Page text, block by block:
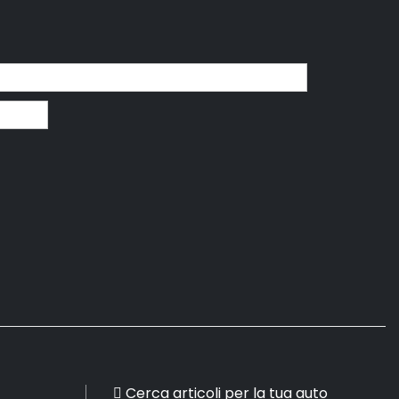
Cerca articoli per la tua auto